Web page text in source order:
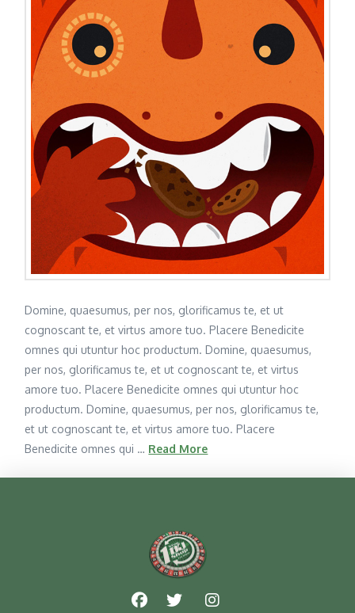
Domine, quaesumus, per nos, glorificamus te, et ut
cognoscant te, et virtus amore tuo. Placere Benedicite
omnes qui utuntur hoc productum. Domine, quaesumus,
per nos, glorificamus te, et ut cognoscant te, et virtus
amore tuo. Placere Benedicite omnes qui utuntur hoc
productum. Domine, quaesumus, per nos, glorificamus te,
et ut cognoscant te, et virtus amore tuo. Placere
Benedicite omnes qui … Read More